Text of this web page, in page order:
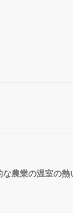
農業の温室の熱